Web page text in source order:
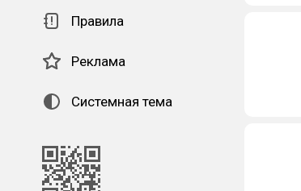
Правила
Реклама
Системная тема